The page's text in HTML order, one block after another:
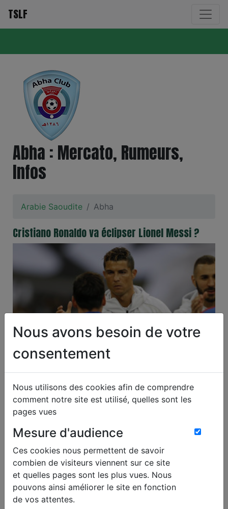
TSLF
Abha : Mercato, Rumeurs,
Infos
Arabie Saoudite Abha
Cristiano Ronaldo va éclipser Lionel Messi ?
Arrivé en Arabie Saoudite en 2023, Cristiano Ronaldo profite
tranquillement de la fin de sa carrière. L'attaquant de 39
ans, auteur d'un triplé avec Al-Nassr contre le Abha Club ce
mardi, a notamment…
Lire l'article
Cristiano Ronaldo, c’est officiel
Al Nasr Riyadh-Abha
Auteur de trois buts dont deux sur coups francs, ce mardi
lors du déplacement de son club d'Al-Nassr sur le terrain
Nous avons besoin de votre
consentement
Nous utilisons des cookies afin de comprendre
comment notre site est utilisé, quelles sont les
pages vues
Mesure d'audience
Ces cookies nous permettent de savoir
combien de visiteurs viennent sur ce site
et quelles pages sont les plus vues. Nous
pouvons ainsi améliorer le site en fonction
de vos attentes.